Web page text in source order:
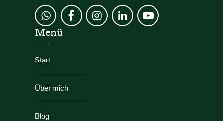
Menü
Start
Über mich
Blog